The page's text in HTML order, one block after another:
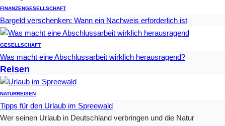
FINANZENGESELLSCHAFT
Bargeld verschenken: Wann ein Nachweis erforderlich ist
GESELLSCHAFT
Was macht eine Abschlussarbeit wirklich herausragend?
Reisen
NATURREISEN
Tipps für den Urlaub im Spreewald
Wer seinen Urlaub in Deutschland verbringen und die Natur